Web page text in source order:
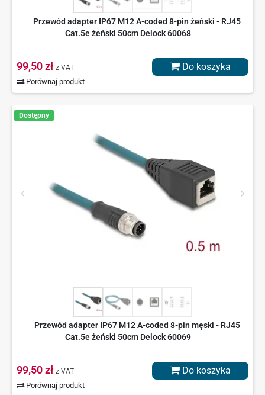
Przewód adapter IP67 M12 A-coded 8-pin żeński - RJ45
Cat.5e żeński 50cm Delock 60068
99,50 zł z VAT
Porównaj produkt
Do koszyka
Dostępny
Przewód adapter IP67 M12 A-coded 8-pin męski - RJ45
Cat.5e żeński 50cm Delock 60069
99,50 zł z VAT
Porównaj produkt
Do koszyka